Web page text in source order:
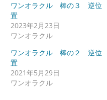
ワンオラクル 棒の３ 逆位
置
2023年2月23日
ワンオラクル
ワンオラクル 棒の２ 逆位
置
2021年5月29日
ワンオラクル